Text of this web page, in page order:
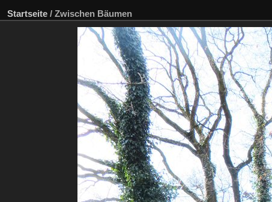
Startseite / Zwischen Bäumen